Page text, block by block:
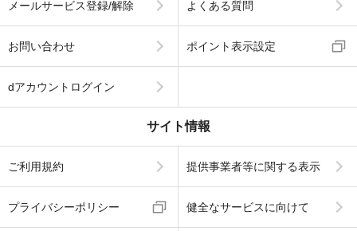
メールサービス登録/解除 よくある質問
お問い合わせ ポイント表示設定
dアカウントログイン
サイト情報
ご利用規約 提供事業者等に関する表示
プライバシーポリシー 健全なサービスに向けて